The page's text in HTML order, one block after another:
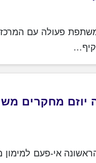
פעולה עם המרכז
יוזם מחקרים
אי-פעם